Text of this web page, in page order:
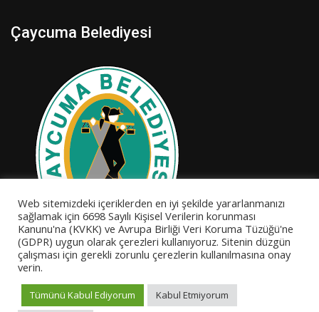
Çaycuma Belediyesi
© Copyright Çaycuma Belediyesi - Atatürk Spor Merkezi.
Web sitemizdeki içeriklerden en iyi şekilde yararlanmanızı
sağlamak için 6698 Sayılı Kişisel Verilerin korunması
Kanunu'na (KVKK) ve Avrupa Birliği Veri Koruma Tüzüğü'ne
(GDPR) uygun olarak çerezleri kullanıyoruz. Sitenin düzgün
çalışması için gerekli zorunlu çerezlerin kullanılmasına onay
verin.
Tümünü Kabul Ediyorum Kabul Etmiyorum